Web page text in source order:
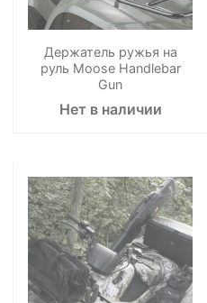
Держатель ружья на
руль Moose Handlebar
Gun
Нет в наличии